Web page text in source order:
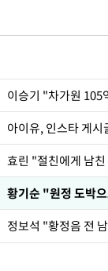
아이유, 인스타 게
효린 "절친에게 남
황기순 "원정 도박